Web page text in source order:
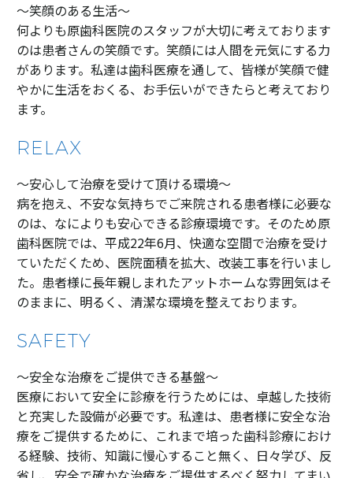
〜笑顔のある生活〜
何よりも原歯科医院のスタッフが大切に考えております
のは患者さんの笑顔です。笑顔には人間を元気にする力
があります。私達は歯科医療を通して、皆様が笑顔で健
やかに生活をおくる、お手伝いができたらと考えており
ます。
RELAX
〜安心して治療を受けて頂ける環境〜
病を抱え、不安な気持ちでご来院される患者様に必要な
のは、なによりも安心できる診療環境です。そのため原
歯科医院では、平成22年6月、快適な空間で治療を受け
ていただくため、医院面積を拡大、改装工事を行いまし
た。患者様に長年親しまれたアットホームな雰囲気はそ
のままに、明るく、清潔な環境を整えております。
SAFETY
〜安全な治療をご提供できる基盤〜
医療において安全に診療を行うためには、卓越した技術
と充実した設備が必要です。私達は、患者様に安全な治
療をご提供するために、これまで培った歯科診療におけ
る経験、技術、知識に慢心すること無く、日々学び、反